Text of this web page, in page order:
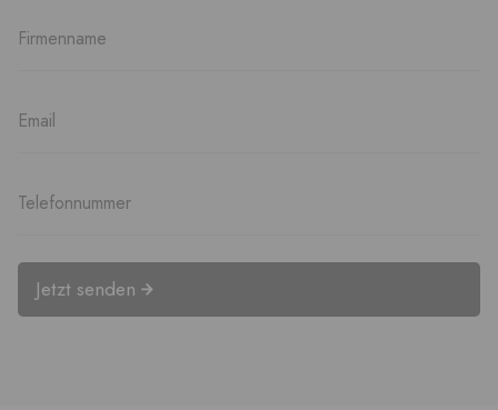
Jetzt senden